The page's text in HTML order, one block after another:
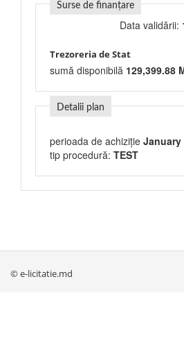
Surse de finanțare
Data validării:
Trezoreria de Stat
sumă disponibilă 129,399.88
Detalii plan
perioada de achiziție January
tip procedură: TEST
© e-licitatie.md